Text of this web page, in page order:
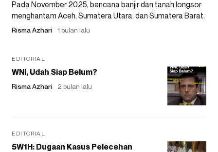
Pada November 2025, bencana banjir dan tanah longsor
menghantam Aceh, Sumatera Utara, dan Sumatera Barat.
Risma Azhari 1 bulan lalu
EDITORIAL
WNI, Udah Siap Belum?
Risma Azhari 2 bulan lalu
EDITORIAL
5W1H: Dugaan Kasus Pelecehan